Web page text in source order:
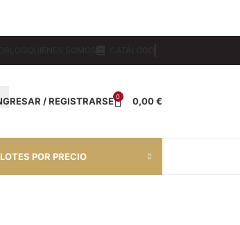
/ REGISTRARSE 0 0,00€
LOTES POR PRECIO